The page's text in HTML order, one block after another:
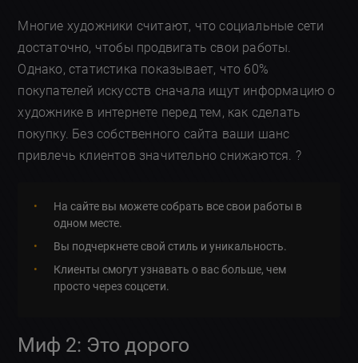
Многие художники считают, что социальные сети
достаточно, чтобы продвигать свои работы.
Однако, статистика показывает, что 60%
покупателей искусств сначала ищут информацию о
художнике в интернете перед тем, как сделать
покупку. Без собственного сайта ваши шанс
привлечь клиентов значительно снижаются. ?
На сайте вы можете собрать все свои работы в
одном месте.
Вы подчеркнете свой стиль и уникальность.
Клиенты смогут узнавать о вас больше, чем
просто через соцсети.
Миф 2: Это дорого